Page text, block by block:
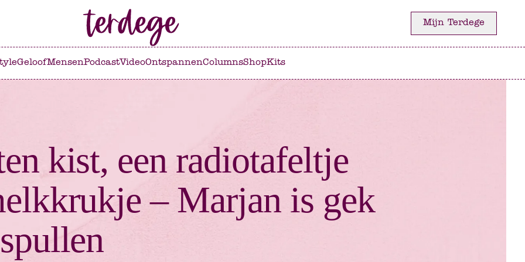
Mijn Terdege
GeloofMensenPodcastVideoOntspannenColumnsShopKits
kist, een radiotafeltje
– Marjan is gek